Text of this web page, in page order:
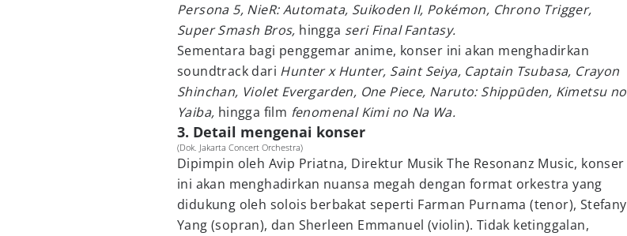
Persona 5, NieR: Automata, Suikoden II, Pokémon, Chrono Trigger,
Super Smash Bros, hingga seri Final Fantasy.
Sementara bagi penggemar anime, konser ini akan menghadirkan
soundtrack dari Hunter x Hunter, Saint Seiya, Captain Tsubasa, Crayon
Shinchan, Violet Evergarden, One Piece, Naruto: Shippūden, Kimetsu no
Yaiba, hingga film fenomenal Kimi no Na Wa.
3. Detail mengenai konser
(Dok. Jakarta Concert Orchestra)
Dipimpin oleh Avip Priatna, Direktur Musik The Resonanz Music, konser
ini akan menghadirkan nuansa megah dengan format orkestra yang
didukung oleh solois berbakat seperti Farman Purnama (tenor), Stefany
Yang (sopran), dan Sherleen Emmanuel (violin). Tidak ketinggalan,